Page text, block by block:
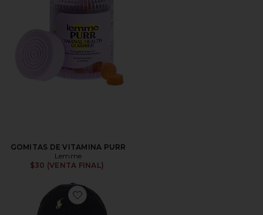
GOMITAS DE VITAMINA PURR
Lemme
$30 (VENTA FINAL)
Favorite SOMBRERO